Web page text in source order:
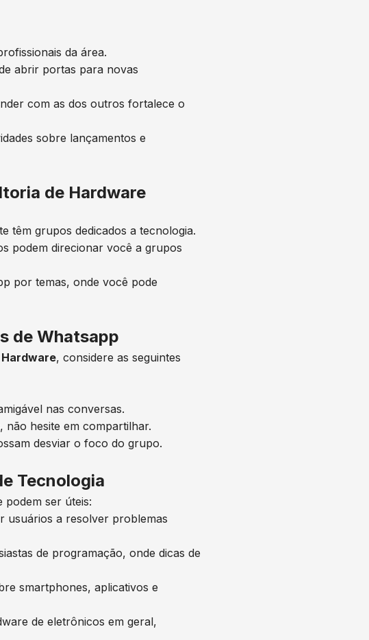
da área.
abrir portas para novas
com as dos outros fortalece o
sobre lançamentos e
de Hardware
têm grupos dedicados a tecnologia.
podem direcionar você a grupos
por temas, onde você pode
de Whatsapp
, considere as seguintes
nas conversas.
não hesite em compartilhar.
desviar o foco do grupo.
Tecnologia
podem ser úteis:
usuários a resolver problemas
de programação, onde dicas de
smartphones, aplicativos e
de eletrônicos em geral,